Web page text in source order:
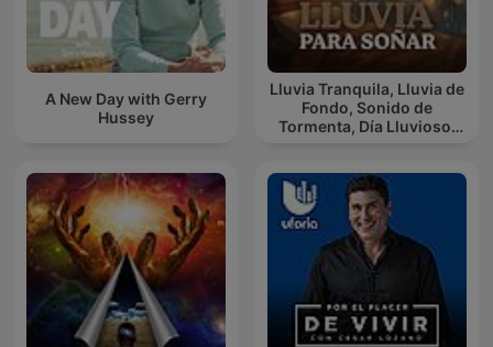
A New Day with Gerry
Hussey
Lluvia Tranquila, Lluvia de
Fondo, Sonido de
Tormenta, Día Lluvioso,